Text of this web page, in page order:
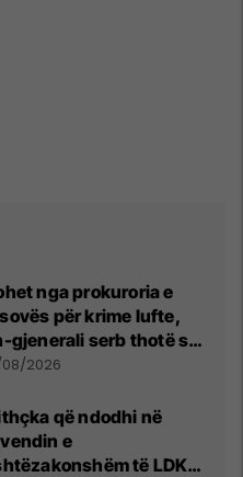
nga prokuroria e
për krime lufte,
gjenerali serb thotë se
e tradhtoi në
2026
që ndodhi në
e
të LDK-